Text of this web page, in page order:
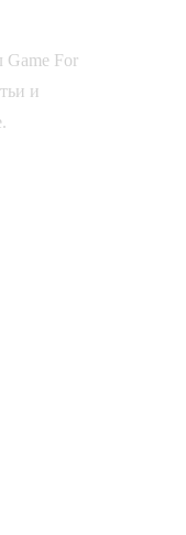
Game For
и